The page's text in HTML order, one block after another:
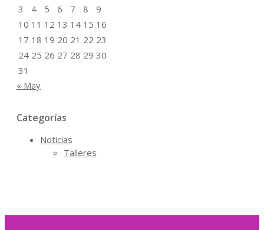
3
4 5 6 7 8
9
10 11 12 13 14 15 16
17 18 19 20 21 22 23
24 25 26 27 28 29 30
31
« May
Categorías
Noticias
Talleres